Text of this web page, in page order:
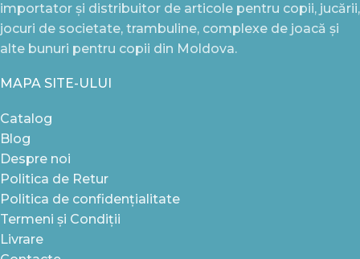
importator și distribuitor de articole pentru copii, jucării,
jocuri de societate, trambuline, complexe de joacă și
alte bunuri pentru copii din Moldova.
MAPA SITE-ULUI
Catalog
Blog
Despre noi
Politica de Retur
Politica de confidențialitate
Termeni și Condiții
Livrare